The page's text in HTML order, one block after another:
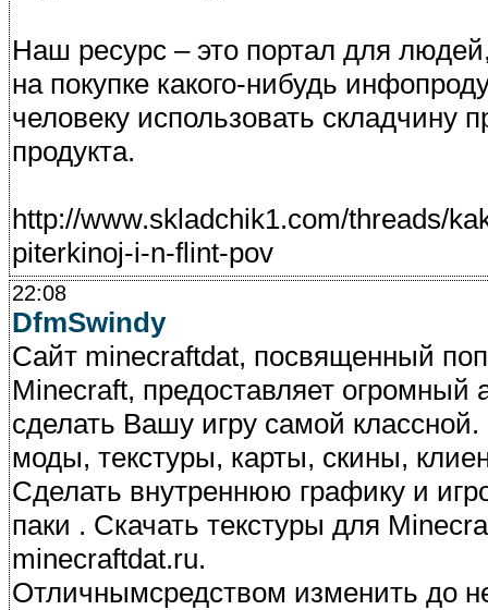
Наш ресурс – это портал для
на покупке какого-нибудь
человеку использовать складчину
продукта.
http://www.skladchik1.com/threads/
piterkinoj-i-n-flint-pov
22:08
DfmSwindy
Сайт minecraftdat, посвященный
Minecraft, предоставляет огромный
сделать Вашу игру самой
моды, текстуры, карты, скины,
Сделать внутреннюю графику и
паки . Скачать текстуры для
minecraftdat.ru.
Отличнымсредством изменить до